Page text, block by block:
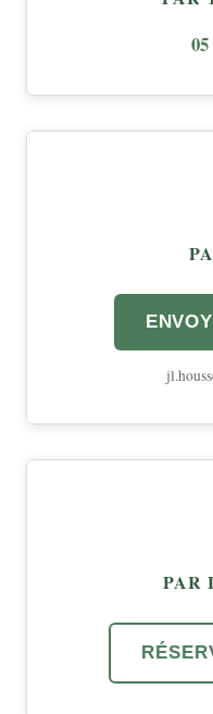
PAR